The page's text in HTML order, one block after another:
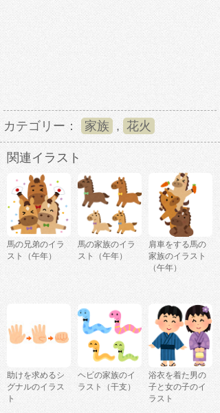
カテゴリー： 家族 , 花火
関連イラスト
馬の兄弟のイラ
スト（午年）
馬の家族のイラ
スト（午年）
肩車をする馬の
家族のイラスト
（午年）
助けを求めるシ
グナルのイラス
ト
ヘビの家族のイ
ラスト（干支）
浴衣を着た男の
子と女の子のイ
ラスト